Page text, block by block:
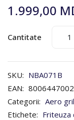
1.999,00
Cantitate
SKU: NBA071B
EAN:
Categorii: Aero
Etichete: Friteuza